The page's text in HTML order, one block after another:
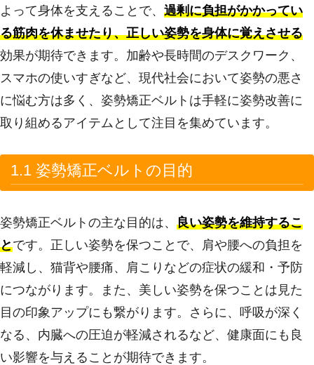
よって身体を支えることで、 過剰に負担がかかってい
る筋肉を休ませたり、正しい姿勢を身体に覚えさせる
効果が期待できます。加齢や長時間のデスクワーク、
スマホの使いすぎなど、現代社会において姿勢の悪さ
に悩む方は多く、姿勢矯正ベルトは手軽に姿勢改善に
取り組めるアイテムとして注目を集めています。
1.1 姿勢矯正ベルトの目的
姿勢矯正ベルトの主な目的は、 良い姿勢を維持するこ
とです。正しい姿勢を保つことで、肩や腰への負担を
軽減し、猫背や腰痛、肩こりなどの症状の緩和・予防
につながります。また、美しい姿勢を保つことは見た
目の印象アップにも繋がります。さらに、呼吸が深く
なる、内臓への圧迫が軽減されるなど、健康面にも良
い影響を与えることが期待できます。